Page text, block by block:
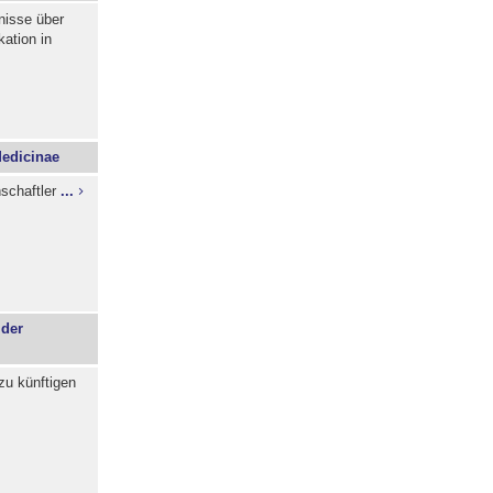
über
in
...
künftigen